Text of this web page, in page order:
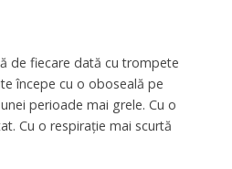
de fiecare dată cu trompete
începe cu o oboseală pe
perioade mai grele. Cu o
Cu o respirație mai scurtă